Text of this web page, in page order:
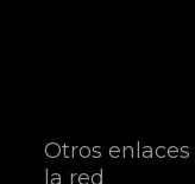
Otros enlaces
la red